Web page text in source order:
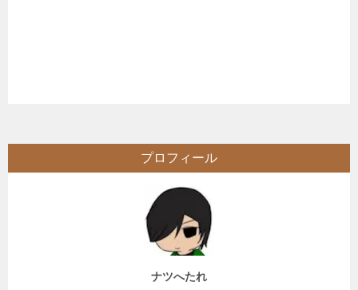
プロフィール
ナツへたれ